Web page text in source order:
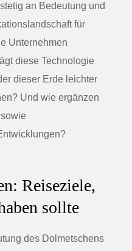
an Bedeutung und
für
Unternehmen
diese Technologie
dieser Erde leichter
Und wie ergänzen
Reiseziele,
sollte
des Dolmetschens